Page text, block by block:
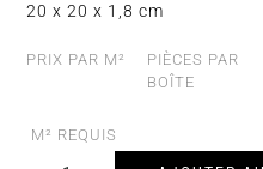
20 x 20 x 1,8 cm
PRIX PAR M²
PIÈCES PAR
BOÎTE
M² REQUIS